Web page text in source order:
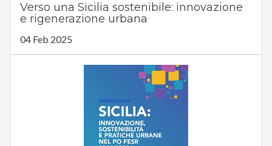
Verso una Sicilia sostenibile: innovazione
e rigenerazione urbana
04 Feb 2025